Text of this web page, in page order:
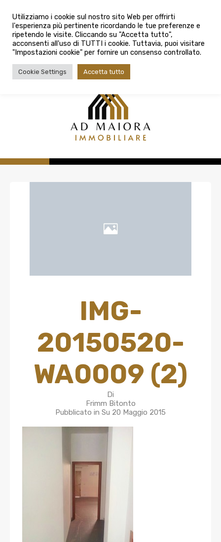
080 3759025
Città
Tipologia contratto
Tipologia contratto
IMG-
20150520-
WA0009 (2)
Di
Frimm Bitonto
Pubblicato in Su 20 Maggio 2015
Utilizziamo i cookie sul nostro sito Web per offrirti
l'esperienza più pertinente ricordando le tue preferenze e
ripetendo le visite. Cliccando su "Accetta tutto",
acconsenti all'uso di TUTTI i cookie. Tuttavia, puoi visitare
"Impostazioni cookie" per fornire un consenso controllato.
Cookie Settings Accetta tutto